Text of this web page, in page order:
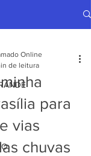
para
vias
chuvas
Online
de leitura